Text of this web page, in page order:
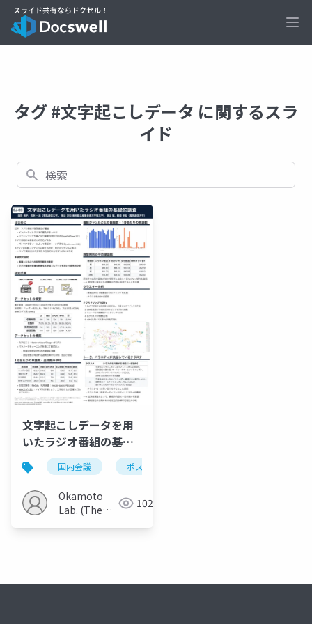
タグ #文字起こしデータ に関するスラ
イド
検索
文字起こしデータを用
いたラジオ番組の基礎
的調査 国内会議 ポスター
Okamoto
Lab. (The
102